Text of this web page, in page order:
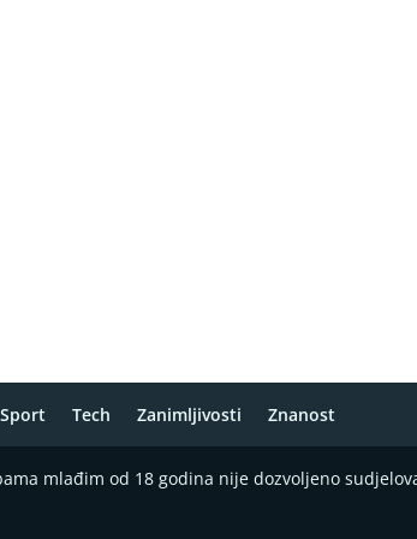
Sport Tech Zanimljivosti Znanost
mlađim od 18 godina nije dozvoljeno